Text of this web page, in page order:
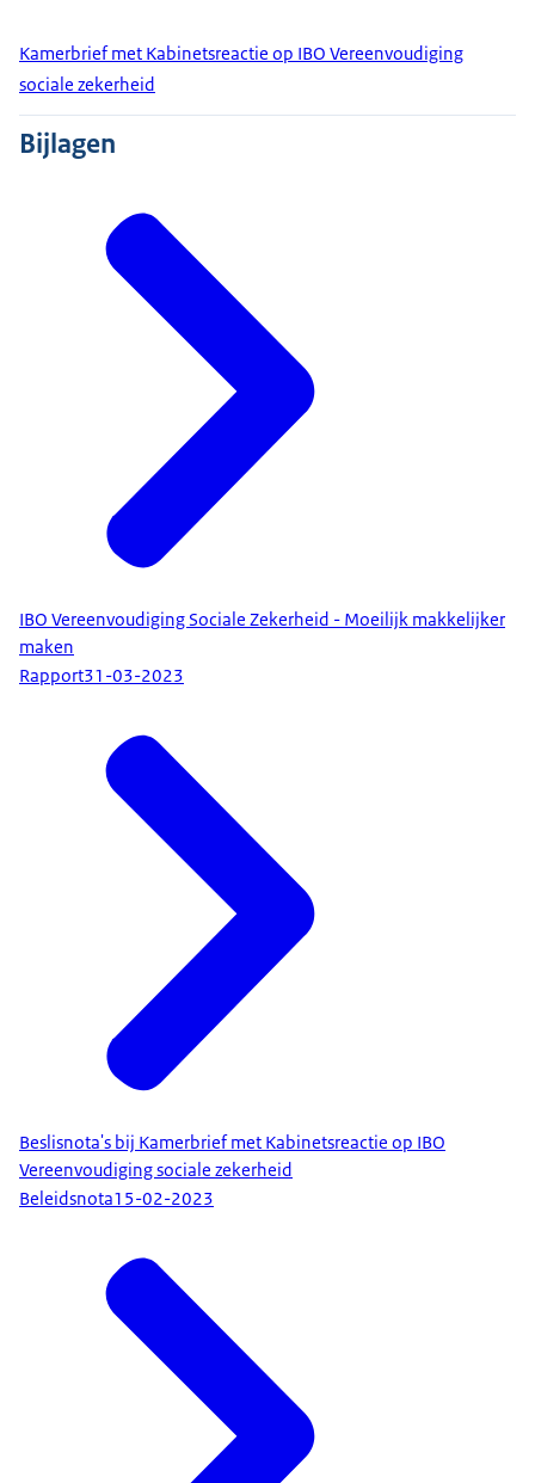
Kamerbrief met Kabinetsreactie op IBO Vereenvoudiging
sociale zekerheid
Bijlagen
IBO Vereenvoudiging Sociale Zekerheid - Moeilijk makkelijker
maken
Rapport31-03-2023
Beslisnota's bij Kamerbrief met Kabinetsreactie op IBO
Vereenvoudiging sociale zekerheid
Beleidsnota15-02-2023